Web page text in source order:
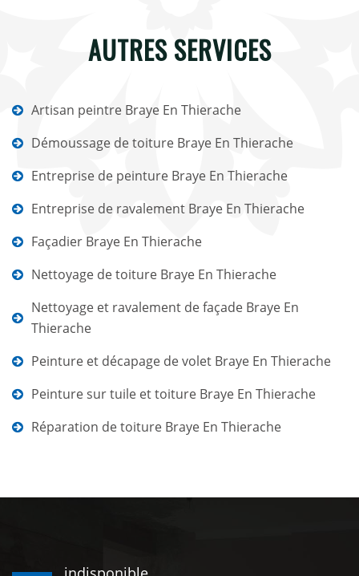
AUTRES SERVICES
Artisan peintre Braye En Thierache
Démoussage de toiture Braye En Thierache
Entreprise de peinture Braye En Thierache
Entreprise de ravalement Braye En Thierache
Façadier Braye En Thierache
Nettoyage de toiture Braye En Thierache
Nettoyage et ravalement de façade Braye En
Thierache
Peinture et décapage de volet Braye En Thierache
Peinture sur tuile et toiture Braye En Thierache
Réparation de toiture Braye En Thierache